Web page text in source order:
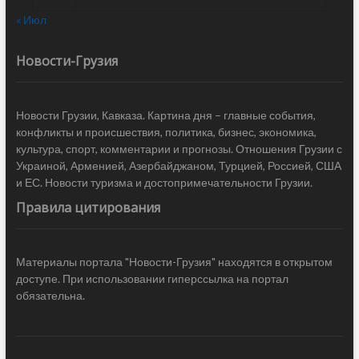
« Июл
Новости-Грузия
Новости Грузии, Кавказа. Картина дня – главные события,
конфликты и происшествия, политика, бизнес, экономика,
культура, спорт, комментарии и прогнозы. Отношения Грузии с
Украиной, Арменией, Азербайджаном, Турцией, Россией, США
и ЕС. Новости туризма и достопримечательности Грузии.
Правила цитирования
Материалы портала "Новости-Грузия" находятся в открытом
доступе. При использовании гиперссылка на портал
обязательна.